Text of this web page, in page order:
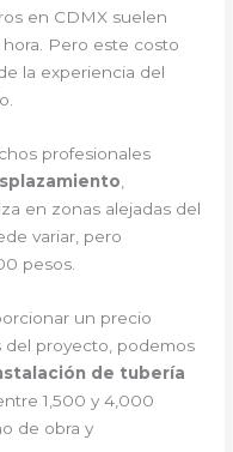
en CDMX suelen
Pero este costo
la experiencia del
profesionales
en zonas alejadas del
variar, pero
pesos.
un precio
del proyecto, podemos
de tubería
1,500 y 4,000
de obra y